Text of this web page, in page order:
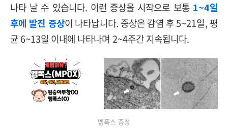
나타 날 수 있습니다. 이런 증상을 시작으로 보통 1~4일
후에 발진 증상이 나타납니다. 증상은 감염 후 5~21일, 평
균 6~13일 이내에 나타나며 2~4주간 지속됩니다.
엠폭스 증상